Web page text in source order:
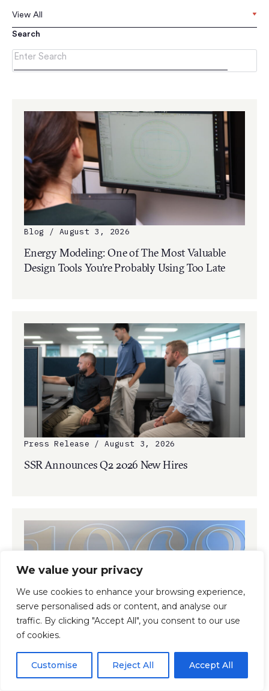
We value your privacy
We use cookies to enhance your browsing experience,
serve personalised ads or content, and analyse our
traffic. By clicking "Accept All", you consent to our use
of cookies.
Customise Reject All Accept All
View All
Search
Blog / August 3, 2026
Energy Modeling: One of The Most Valuable
Design Tools You’re Probably Using Too Late
Press Release / August 3, 2026
SSR Announces Q2 2026 New Hires
Press Release / July 24, 2026
SSR Mourns the Passing of Founder Lester
Smith